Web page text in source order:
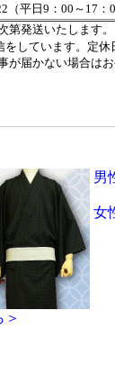
（平日9：00～17：
発送いたします。
しています。定休
が届かない場合は
男
女